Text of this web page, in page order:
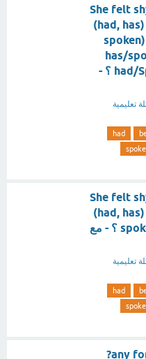
She felt
(had,
has/
had/Speak D: had/spoken ؟ -
تعليمية
had
She felt
(had,
spoken) in public before ؟ - مع
تعليمية
had
…… any foreign language?